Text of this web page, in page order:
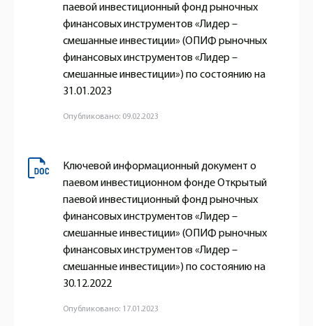
паевой инвестиционный фонд рыночных
финансовых инструментов «Лидер –
смешанные инвестиции» (ОПИФ рыночных
финансовых инструментов «Лидер –
смешанные инвестиции») по состоянию на
31.01.2023
Опубликовано: 09.02.2023
Ключевой информационный документ о
паевом инвестиционном фонде Открытый
паевой инвестиционный фонд рыночных
финансовых инструментов «Лидер –
смешанные инвестиции» (ОПИФ рыночных
финансовых инструментов «Лидер –
смешанные инвестиции») по состоянию на
30.12.2022
Опубликовано: 17.01.2023